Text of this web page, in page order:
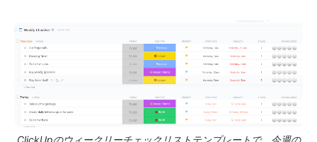
ClickUpのウィークリーチェックリストテンプレートで、今週の